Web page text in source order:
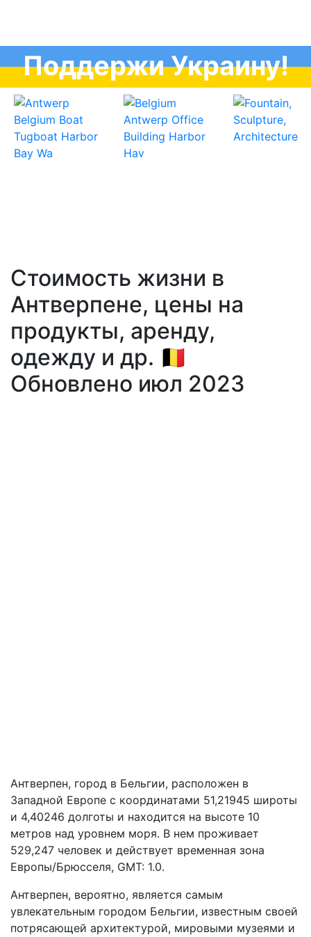
Поддержи Украину!
Стоимость жизни в
Антверпене, цены на
продукты, аренду,
одежду и др. 🇧🇪
Обновлено июл 2023
Антверпен, город в Бельгии, расположен в
Западной Европе с координатами 51,21945 широты
и 4,40246 долготы и находится на высоте 10
метров над уровнем моря. В нем проживает
529,247 человек и действует временная зона
Европы/Брюсселя, GMT: 1.0.
Антверпен, вероятно, является самым
увлекательным городом Бельгии, известным своей
потрясающей архитектурой, мировыми музеями и